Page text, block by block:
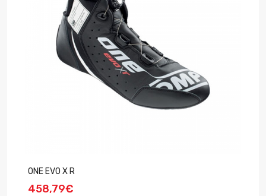
ONE EVO X R
458,79€